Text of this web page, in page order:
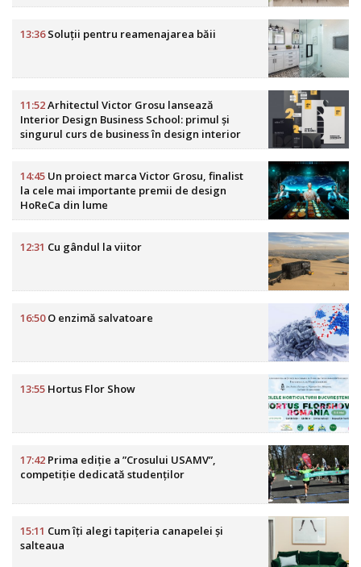
13:36Soluții pentru reamenajarea băii
11:52Arhitectul Victor Grosu lansează
Interior Design Business School: primul și
singurul curs de business în design interior
din România
14:45 Un proiect marca Victor Grosu, finalist
la cele mai importante premii de design
HoReCa din lume
12:31 Cu gândul la viitor
16:50O enzimă salvatoare
13:55 Hortus Flor Show
17:42 Prima ediție a ”Crosului USAMV”,
competiție dedicată studenților
15:11 Cum îți alegi tapițeria canapelei și
salteaua